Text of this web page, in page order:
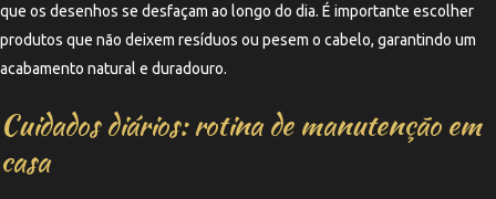
que os desenhos se desfaçam ao longo do dia. É importante escolher
produtos que não deixem resíduos ou pesem o cabelo, garantindo um
acabamento natural e duradouro.
Cuidados diários: rotina de manutenção em
casa